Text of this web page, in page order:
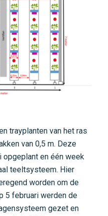
trayplanten van het ras
van 0,5 m. Deze
opgeplant en één week
teeltsysteem. Hier
worden om de
5 februari werden de
gezet en